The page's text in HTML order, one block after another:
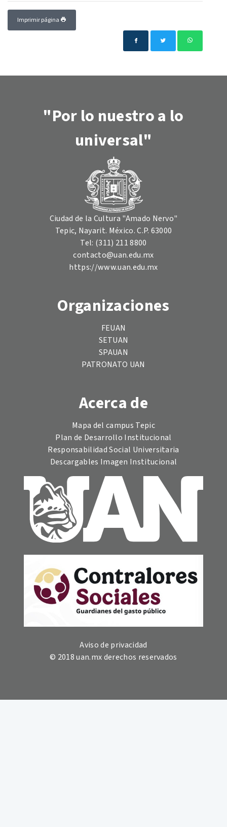
Imprimir página
"Por lo nuestro a lo
universal"
Ciudad de la Cultura "Amado Nervo"
Tepic, Nayarit. México. C.P. 63000
Tel: (311) 211 8800
contacto@uan.edu.mx
https://www.uan.edu.mx
Organizaciones
FEUAN
SETUAN
SPAUAN
PATRONATO UAN
Acerca de
Mapa del campus Tepic
Plan de Desarrollo Institucional
Responsabilidad Social Universitaria
Descargables Imagen Institucional
Aviso de privacidad
© 2018 uan.mx derechos reservados